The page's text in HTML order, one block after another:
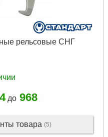
рельсовые СНГ
до 968
товара (5)